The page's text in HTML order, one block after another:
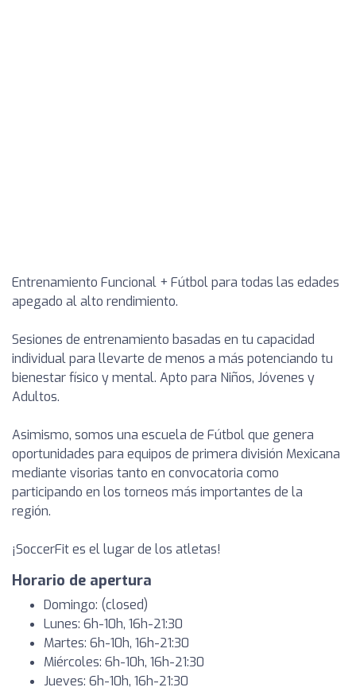
Entrenamiento Funcional + Fútbol para todas las edades
apegado al alto rendimiento.
Sesiones de entrenamiento basadas en tu capacidad
individual para llevarte de menos a más potenciando tu
bienestar físico y mental. Apto para Niños, Jóvenes y
Adultos.
Asimismo, somos una escuela de Fútbol que genera
oportunidades para equipos de primera división Mexicana
mediante visorias tanto en convocatoria como
participando en los torneos más importantes de la
región.
¡SoccerFit es el lugar de los atletas!
Horario de apertura
Domingo: (closed)
Lunes: 6h-10h, 16h-21:30
Martes: 6h-10h, 16h-21:30
Miércoles: 6h-10h, 16h-21:30
Jueves: 6h-10h, 16h-21:30